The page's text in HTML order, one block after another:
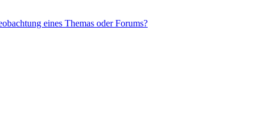
eines Themas oder Forums?